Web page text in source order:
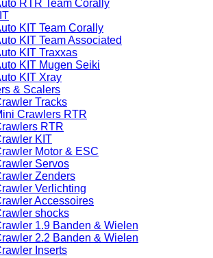
RTR Team Corally
KIT Team Corally
KIT Team Associated
KIT Traxxas
KIT Mugen Seiki
KIT Xray
& Scalers
Tracks
Crawlers RTR
RTR
KIT
Motor & ESC
Servos
Zenders
Verlichting
Accessoires
shocks
1.9 Banden & Wielen
2.2 Banden & Wielen
Inserts